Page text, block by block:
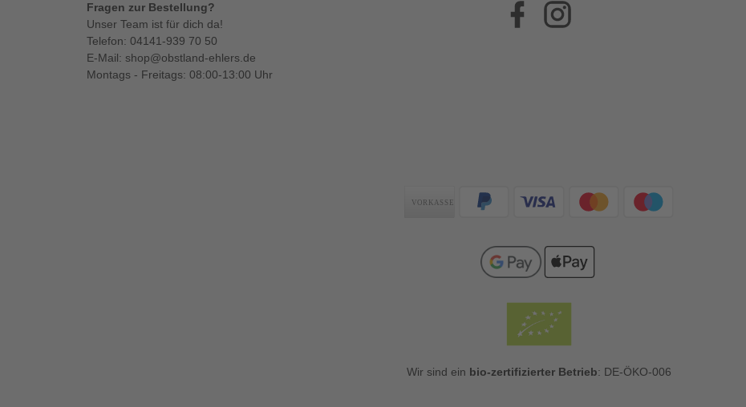
Fragen zur Bestellung?
Unser Team ist für dich da!
Telefon: 04141-939 70 50
E-Mail: shop@obstland-ehlers.de
Montags - Freitags: 08:00-13:00 Uhr
Facebook
Zahlungsarten
Wir sind ein bio-zertifizierter Betrieb: DE-ÖKO-006